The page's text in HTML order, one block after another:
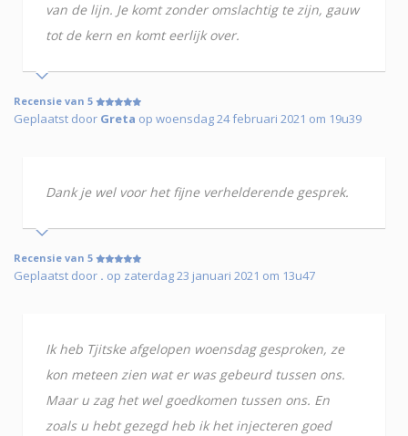
van de lijn. Je komt zonder omslachtig te zijn, gauw
tot de kern en komt eerlijk over.
Recensie van 5
Geplaatst door Greta op woensdag 24 februari 2021 om 19u39
Dank je wel voor het fijne verhelderende gesprek.
Recensie van 5
Geplaatst door . op zaterdag 23 januari 2021 om 13u47
Ik heb Tjitske afgelopen woensdag gesproken, ze
kon meteen zien wat er was gebeurd tussen ons.
Maar u zag het wel goedkomen tussen ons. En
zoals u hebt gezegd heb ik het injecteren goed